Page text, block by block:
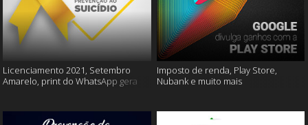
Licenciamento 2021, Setembro
Amarelo, print do WhatsApp gera
Imposto de renda, Play Store,
Nubank e muito mais